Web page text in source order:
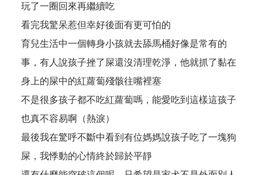
玩了一圈回來再繼續吃
看完我驚呆惹但幸好後面有更可怕的
育兒生活中一個轉身小孩就去舔馬桶好像是常有的
事，有人說孩子挫了屎還沒清理乾淨，他就抓了黏在
身上的屎中的紅蘿蔔殘骸往嘴裡塞
不是很多孩子都不吃紅蘿蔔嗎，能愛吃到這樣這孩子
也真不容易啊（熱淚）
最後我在驚呼不斷中看到有位媽媽說孩子吃了一塊狗
屎，我悸動的心情終於歸於平靜